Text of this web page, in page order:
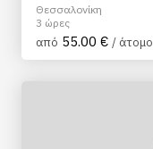
Θεσσαλονίκη
3 ώρες
από 55.00 € / άτομο